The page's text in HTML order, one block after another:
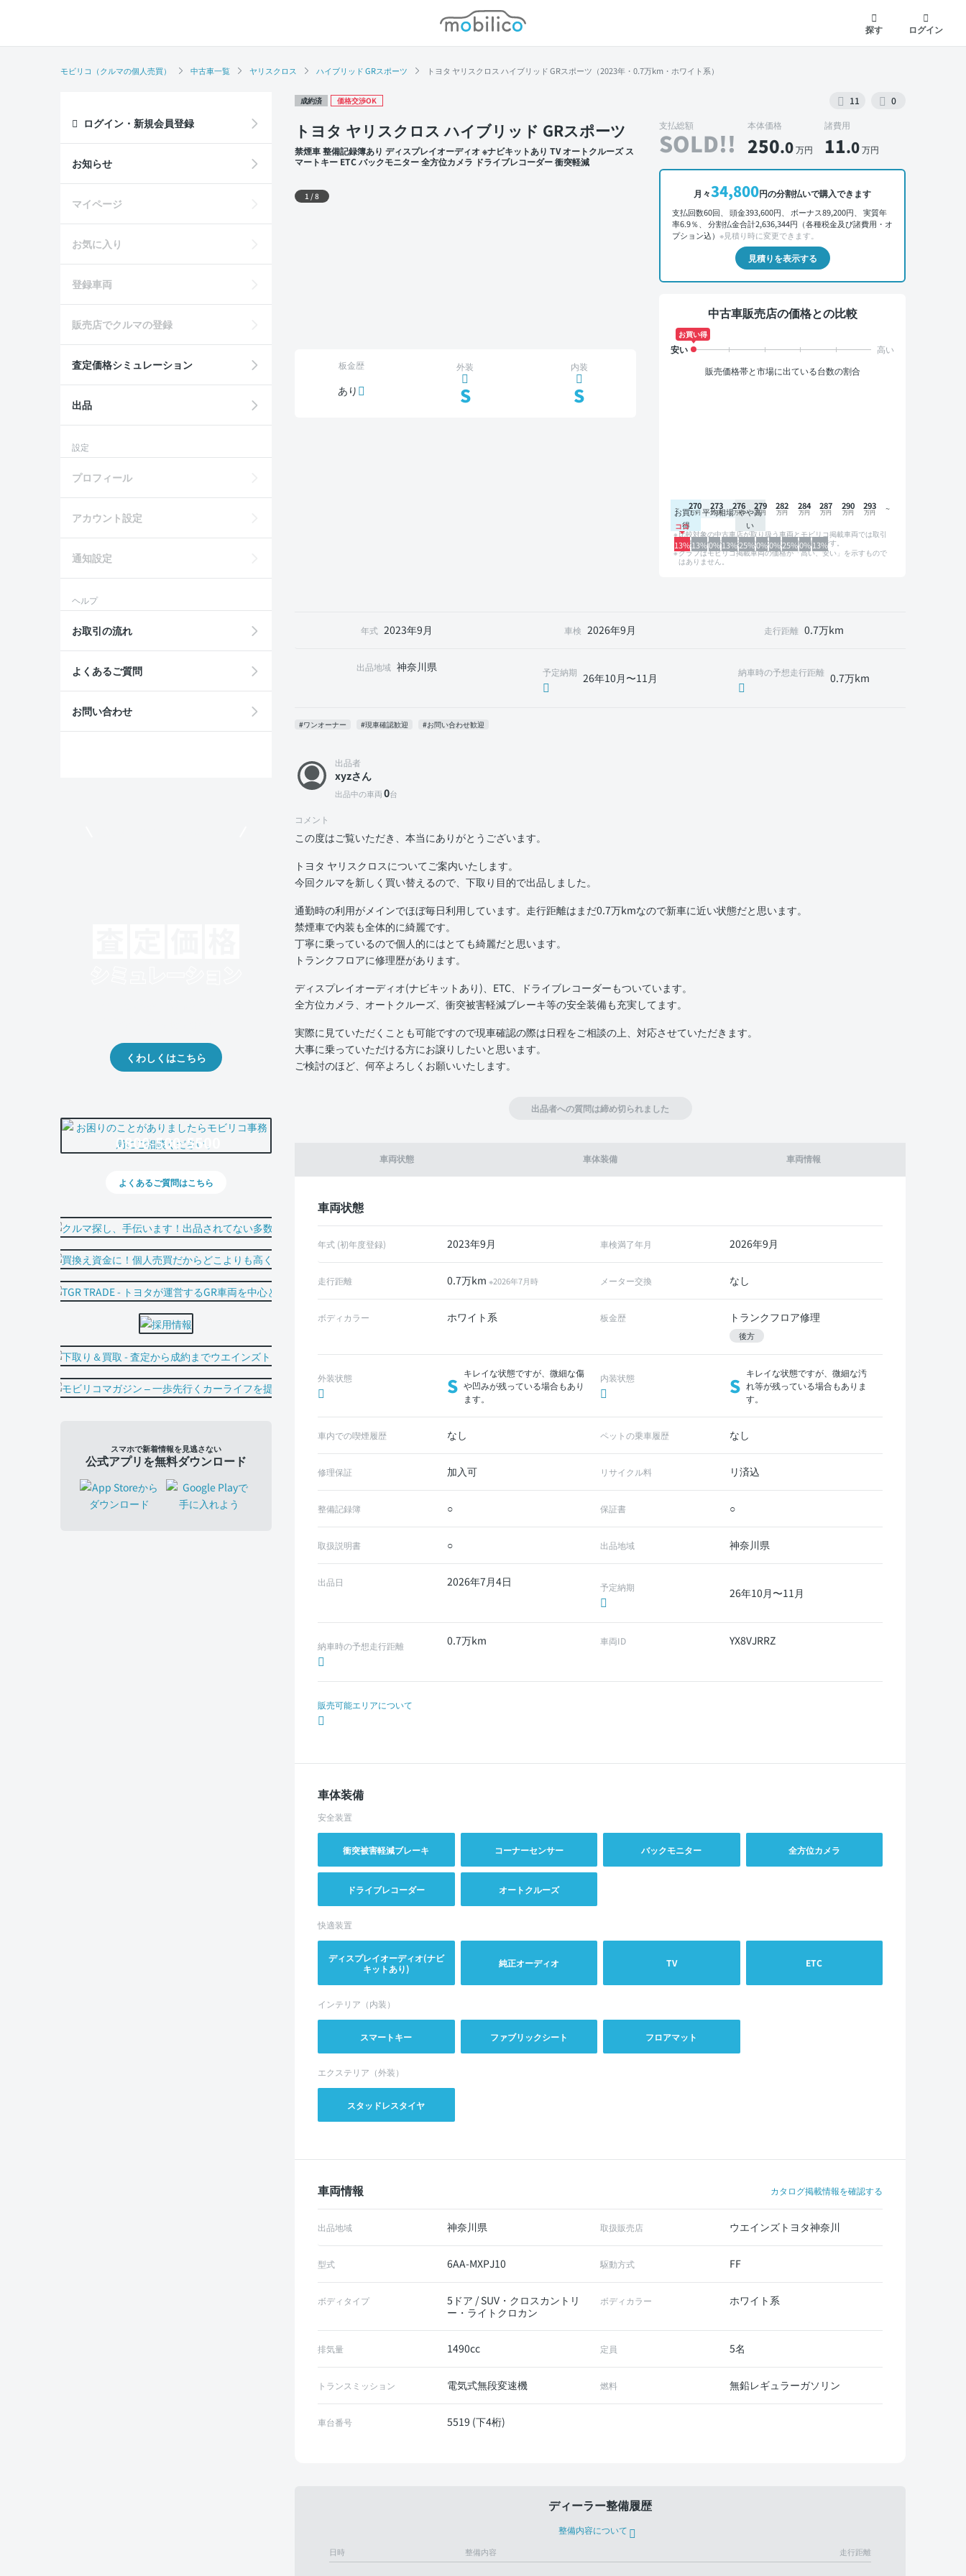
モビリコ
探す
ログイン
モビリコ（クルマの個人売買） 中古車一覧 ヤリスクロス ハイブリッド GRスポーツ トヨタ ヤリスクロス ハイブリッド GRスポーツ（2023年・0.7万km・ホワイト系）
成約済 価格交渉OK 11 0
トヨタ ヤリスクロス ハイブリッド GRスポーツ
禁煙車 整備記録簿あり ディスプレイオーディオ ※ナビキットあり TV オートクルーズ ス
マートキー ETC バックモニター 全方位カメラ ドライブレコーダー 衝突軽減
外装 左前 外装 正面
1 /8
支払総額
SOLD!!
本体価格
250.0万円
諸費用
11.0万円
月々34,800円の分割払いで購入できます
支払回数60回、 頭金393,600円、 ボーナス89,200円、 実質年
率6.9％、 分割払金合計2,636,344円（各種税金及び諸費用・オ
プション込） ※見積り時に変更できます。
見積りを表示する
中古車販売店の価格との比較
お買い得
販売価格帯と市場に出ている台数の割合
お買い
得
平均相場 やや高
い
13%13%0%13%25%0%0%25%0%13%
270 273 276 279 282 284 287 290 293
比較対象の中古車店が取り扱う車両とモビリコ掲載車両では取引
形態や条件が異なるため、グラフは参考情報です。
グラフはモビリコ掲載車両の価格が「高い、安い」を示すもので
はありません。
板金歴
あり
外装
S
内装
S
年式 2023年9月 車検 2026年9月 走行距離 0.7万km
出品地域 神奈川県 予定納期 26年10月〜11月 納車時の予想走行距離 0.7万km
#ワンオーナー #現車確認歓迎 #お問い合わせ歓迎
車両状態 車体装備 車両情報
車両状態
年式 (初年度登録) 2023年9月 車検満了年月 2026年9月
走行距離 0.7万km ※2026年7月時 メーター交換 なし
ボディカラー ホワイト系 板金歴 トランクフロア修理
後方
外装状態 S
キレイな状態ですが、微細な傷
や凹みが残っている場合もあり
ます。
内装状態 S
キレイな状態ですが、微細な汚
れ等が残っている場合もありま
す。
車内での喫煙履歴 なし ペットの乗車履歴 なし
修理保証 加入可 リサイクル料 リ済込
整備記録簿 ○ 保証書 ○
取扱説明書 ○ 出品地域 神奈川県
出品日 2026年7月4日 予定納期 26年10月〜11月
納車時の予想走行距離 0.7万km 車両ID YX8VJRRZ
販売可能エリアについて
車体装備
安全装置
衝突被害軽減ブレーキ コーナーセンサー バックモニター 全方位カメラ
ドライブレコーダー オートクルーズ
快適装置
ディスプレイオーディオ(ナビ
キットあり)
純正オーディオ TV ETC
インテリア（内装）
スマートキー ファブリックシート フロアマット
エクステリア（外装）
スタッドレスタイヤ
車両情報 カタログ掲載情報を確認する
出品地域 神奈川県 取扱販売店 ウエインズトヨタ神奈川
型式 6AA-MXPJ10 駆動方式 FF
ボディタイプ
5ドア / SUV・クロスカントリ
ー・ライトクロカン
ボディカラー ホワイト系
排気量 1490cc 定員 5名
トランスミッション 電気式無段変速機 燃料 無鉛レギュラーガソリン
車台番号 5519 (下4桁)
出品者
xyzさん
出品中の車両0台
コメント
この度はご覧いただき、本当にありがとうございます。
トヨタ ヤリスクロスについてご案内いたします。
今回クルマを新しく買い替えるので、下取り目的で出品しました。
通勤時の利用がメインでほぼ毎日利用しています。走行距離はまだ0.7万kmなので新車に近い状態だと思います。
禁煙車で内装も全体的に綺麗です。
丁寧に乗っているので個人的にはとても綺麗だと思います。
トランクフロアに修理歴があります。
ディスプレイオーディオ(ナビキットあり)、ETC、ドライブレコーダーもついています。
全方位カメラ、オートクルーズ、衝突被害軽減ブレーキ等の安全装備も充実してます。
実際に見ていただくことも可能ですので現車確認の際は日程をご相談の上、対応させていただきます。
大事に乗っていただける方にお譲りしたいと思います。
ご検討のほど、何卒よろしくお願いいたします。
出品者への質問は締め切られました
ディーラー整備履歴
整備内容について
日時 整備内容 走行距離
ログイン・新規会員登録
お知らせ
マイページ
お気に入り
登録車両
販売店でクルマの登録
査定価格シミュレーション
出品
設定
プロフィール
アカウント設定
通知設定
ヘルプ
お取引の流れ
よくあるご質問
お問い合わせ
くわしくはこちら
0800-500-5500
よくあるご質問はこちら
スマホで新着情報を見逃さない
公式アプリを無料ダウンロード